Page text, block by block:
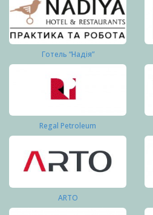
Готель “Надія”
Regal Petroleum
ARTO